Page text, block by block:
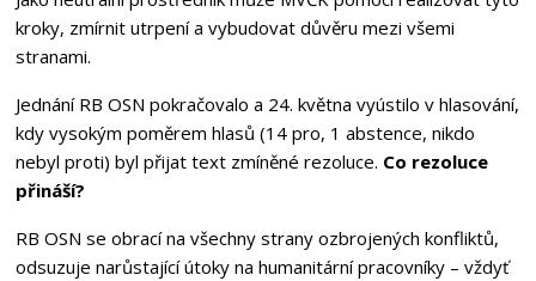
kroky, zmírnit utrpení a vybudovat důvěru mezi všemi
stranami.
Jednání RB OSN pokračovalo a 24. května vyústilo v hlasování,
kdy vysokým poměrem hlasů (14 pro, 1 abstence, nikdo
nebyl proti) byl přijat text zmíněné rezoluce. Co rezoluce
přináší?
RB OSN se obrací na všechny strany ozbrojených konfliktů,
odsuzuje narůstající útoky na humanitární pracovníky – vždyť